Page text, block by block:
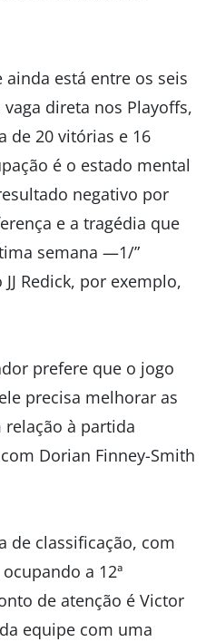
está entre os seis
direta nos Playoffs,
de 20 vitórias e 16
é o estado mental
negativo por
e a tragédia que
semana —1/”
Redick, por exemplo,
prefere que o jogo
precisa melhorar as
relação à partida
Dorian Finney-Smith
de classificação, com
a 12ª
de atenção é Victor
equipe com uma